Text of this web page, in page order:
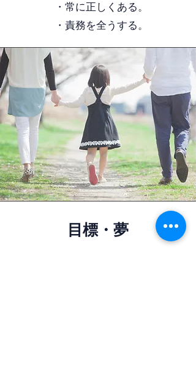
・常に正しくある。
​・責務を全うする。
目標・夢